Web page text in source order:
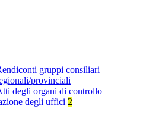
gruppi consiliari
provinciali
degli organi di controllo
degli uffici 2